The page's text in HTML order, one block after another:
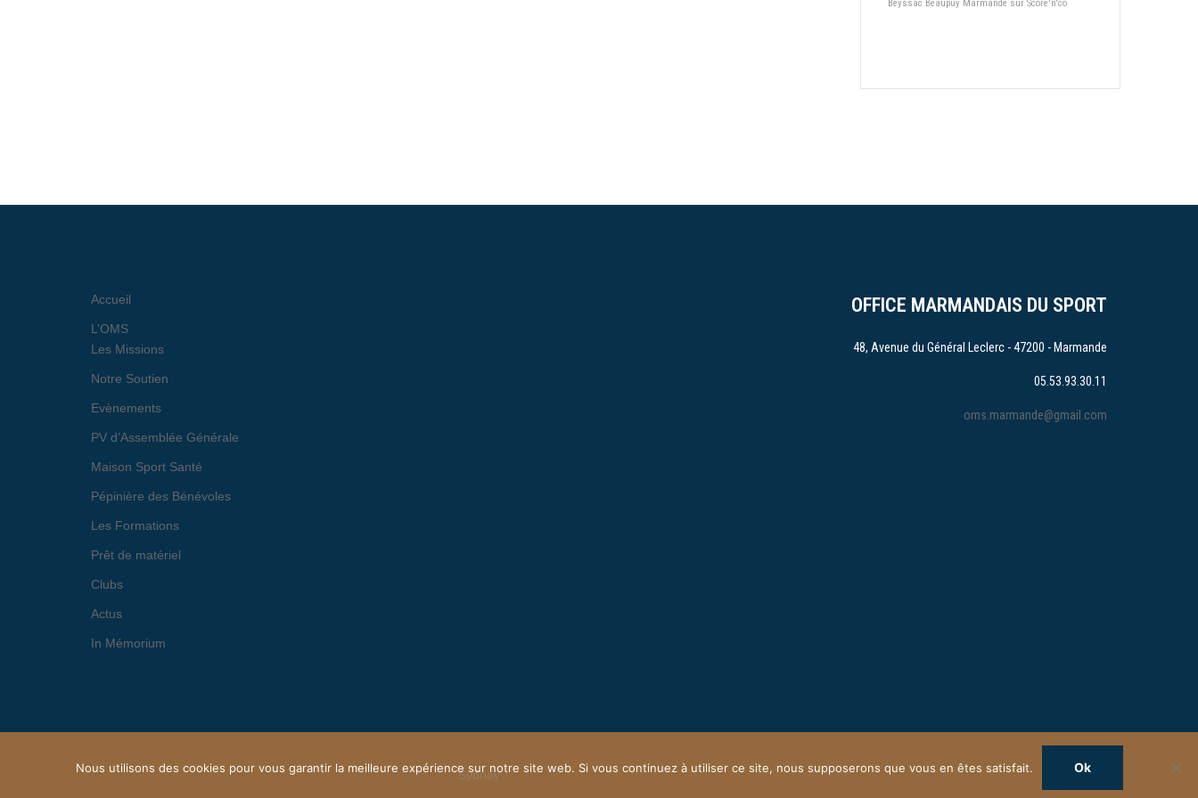
Beyssac Beaupuy Marmande sur Score'n'co
OFFICE MARMANDAIS DU SPORT
48, Avenue du Général Leclerc - 47200 - Marmande
05.53.93.30.11
oms.marmande@gmail.com
Accueil
L’OMS
Les Missions
Notre Soutien
Evènements
PV d’Assemblée Générale
Maison Sport Santé
Pépinière des Bénévoles
Les Formations
Prêt de matériel
Clubs
Actus
In Mémorium
© 2026 OFFICE MARMANDAIS DU SPORT. Proudly powered bySydney
Nous utilisons des cookies pour vous garantir la meilleure expérience sur notre site web. Si vous continuez à utiliser ce site, nous supposerons que vous en êtes satisfait. Ok